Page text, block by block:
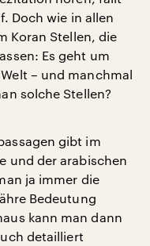
Doch wie in allen
Koran Stellen, die
Es geht um
– und manchmal
solche Stellen?
gibt im
und der arabischen
ja immer die
Bedeutung
kann man dann
detailliert